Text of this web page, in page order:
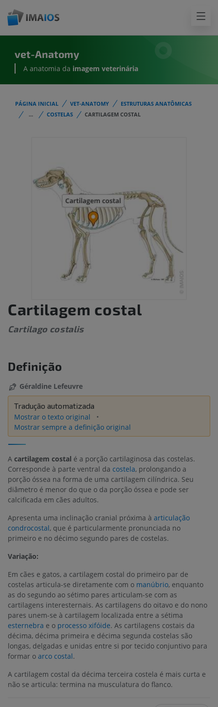
vet-Anatomy
A anatomia da imagem veterinária
PÁGINA INICIAL VET-ANATOMY
ESTRUTURAS ANATÔMICAS
...
COSTELAS CARTILAGEM COSTAL
Cartilagem costal
Cartilago costalis
Definição
Géraldine Lefeuvre
Tradução automatizada
Mostrar o texto original
Mostrar sempre a definição original
A cartilagem costal é a porção cartilaginosa das costelas.
Corresponde à parte ventral da costela, prolongando a
porção óssea na forma de uma cartilagem cilíndrica. Seu
diâmetro é menor do que o da porção óssea e pode ser
calcificada em cães adultos.
Apresenta uma inclinação cranial próxima à articulação
condrocostal, que é particularmente pronunciada no
primeiro e no décimo segundo pares de costelas.
Variação:
Em cães e gatos, a cartilagem costal do primeiro par de
costelas articula-se diretamente com o manúbrio, enquanto
as do segundo ao sétimo pares articulam-se com as
cartilagens interesternais. As cartilagens do oitavo e do nono
pares unem-se à cartilagem localizada entre a sétima
esternebra e o processo xifóide. As cartilagens costais da
décima, décima primeira e décima segunda costelas são
longas, delgadas e unidas entre si por tecido conjuntivo para
formar o arco costal.
A cartilagem costal da décima terceira costela é mais curta e
não se articula: termina na musculatura do flanco.